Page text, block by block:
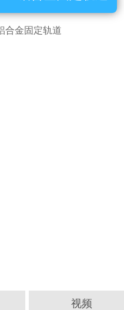
合金固定轨道
视频